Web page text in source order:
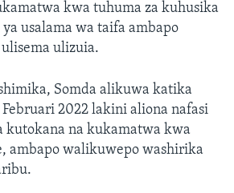
kwa tuhuma za kuhusika
usalama wa taifa ambapo
ulizuia.
Somda alikuwa katika
2022 lakini aliona nafasi
kutokana na kukamatwa kwa
ambapo walikuwepo washirika